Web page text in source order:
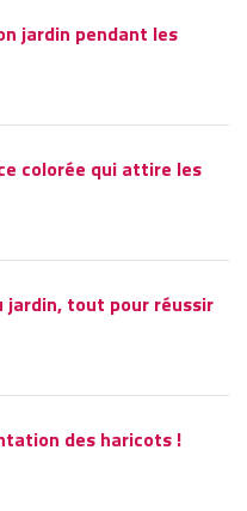
jardin pendant les
colorée qui attire les
jardin, tout pour réussir
des haricots !